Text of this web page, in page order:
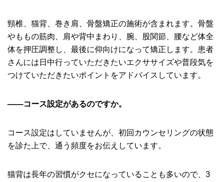
頸椎、猫背、巻き肩、骨盤矯正の施術が含まれます。骨盤
やももの筋肉、肩や背中まわり、腕、股関節、腰など体全
体を押圧調整し、最後に仰向けになって矯正します。患者
さんには日中行っていただきたいエクササイズや普段気を
つけていただきたいポイントをアドバイスしています。
――コース設定があるのですか。
コース設定はしていませんが、初回カウンセリングの状態
を診た上で、通う頻度をお伝えしています。
猫背は長年の習慣がクセになっていることも多いので、3